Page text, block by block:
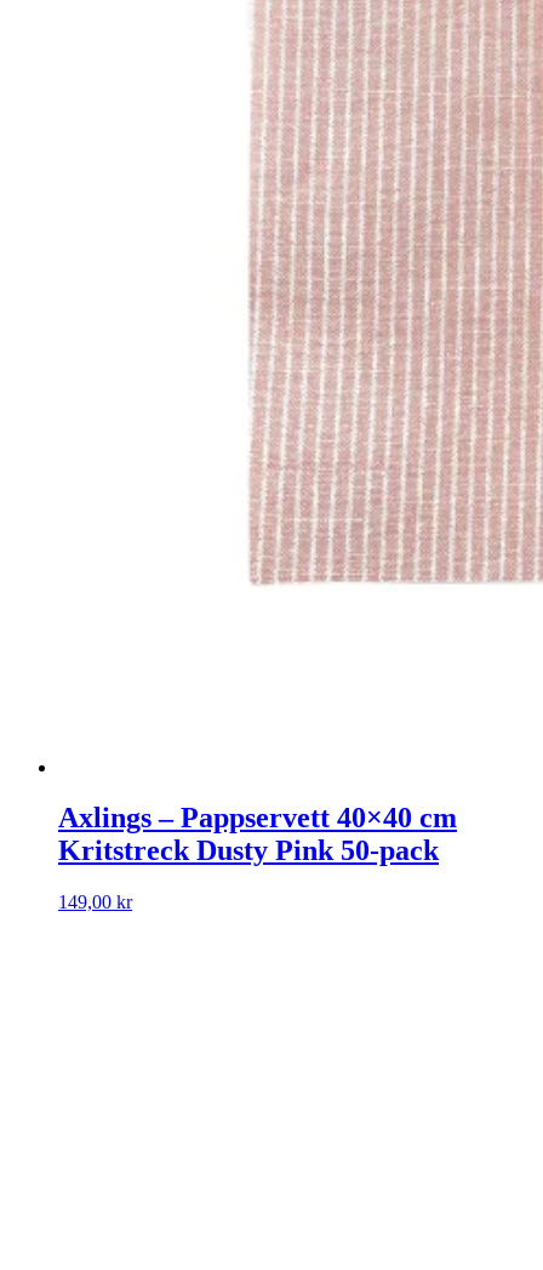
Axlings – Pappservett 40×40 cm
Kritstreck Dusty Pink 50-pack
149,00 kr